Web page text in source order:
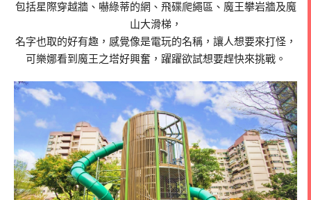
包括星際穿越牆、嚇綠蒂的網、飛碟爬繩區、魔王攀岩牆及魔
山大滑梯，
名字也取的好有趣，感覺像是電玩的名稱，讓人想要來打怪，
可樂娜看到魔王之塔好興奮，躍躍欲試想要趕快來挑戰。